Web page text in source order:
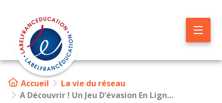
contenu
principal
Accueil
La vie du réseau
A Découvrir ! Un Jeu D’évasion En Ligne sur Notre-Dame de Paris